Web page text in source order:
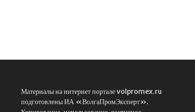
Материалы на интернет портале volpromex.ru
подготовлены ИА «ВолгаПромЭксперт».